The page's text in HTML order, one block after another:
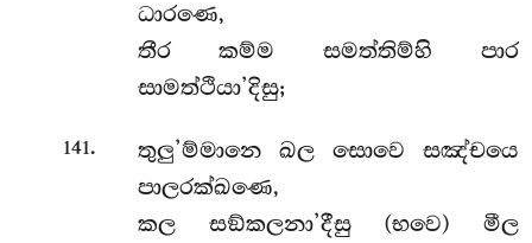
ධාරණෙ,
තීර කම්ම සමත්තිම්හි පාර
සාමත්ථියා’දිසු;
141.
තුලු’ම්මානෙ ඛල සොවෙ සඤ්චයෙ
පාලරක්ඛණෙ,
කල සඞ්කලනා’දීසු (භවෙ) මීල